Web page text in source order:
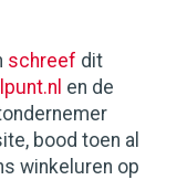
schreef dit
en de
bood toen al
winkeluren op